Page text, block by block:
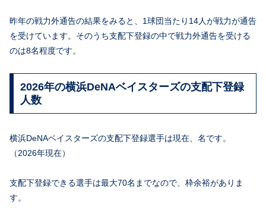
昨年の戦力外通告の結果をみると、1球団当たり14人が戦力が通告
を受けています。そのうち支配下登録の中で戦力外通告を受ける
のは8名程度です。
2026年の横浜DeNAベイスターズの支配下登録
人数
横浜DeNAベイスターズの支配下登録選手は現在、名です。
（2026年現在）
支配下登録できる選手は最大70名までなので、枠余裕がありま
す。